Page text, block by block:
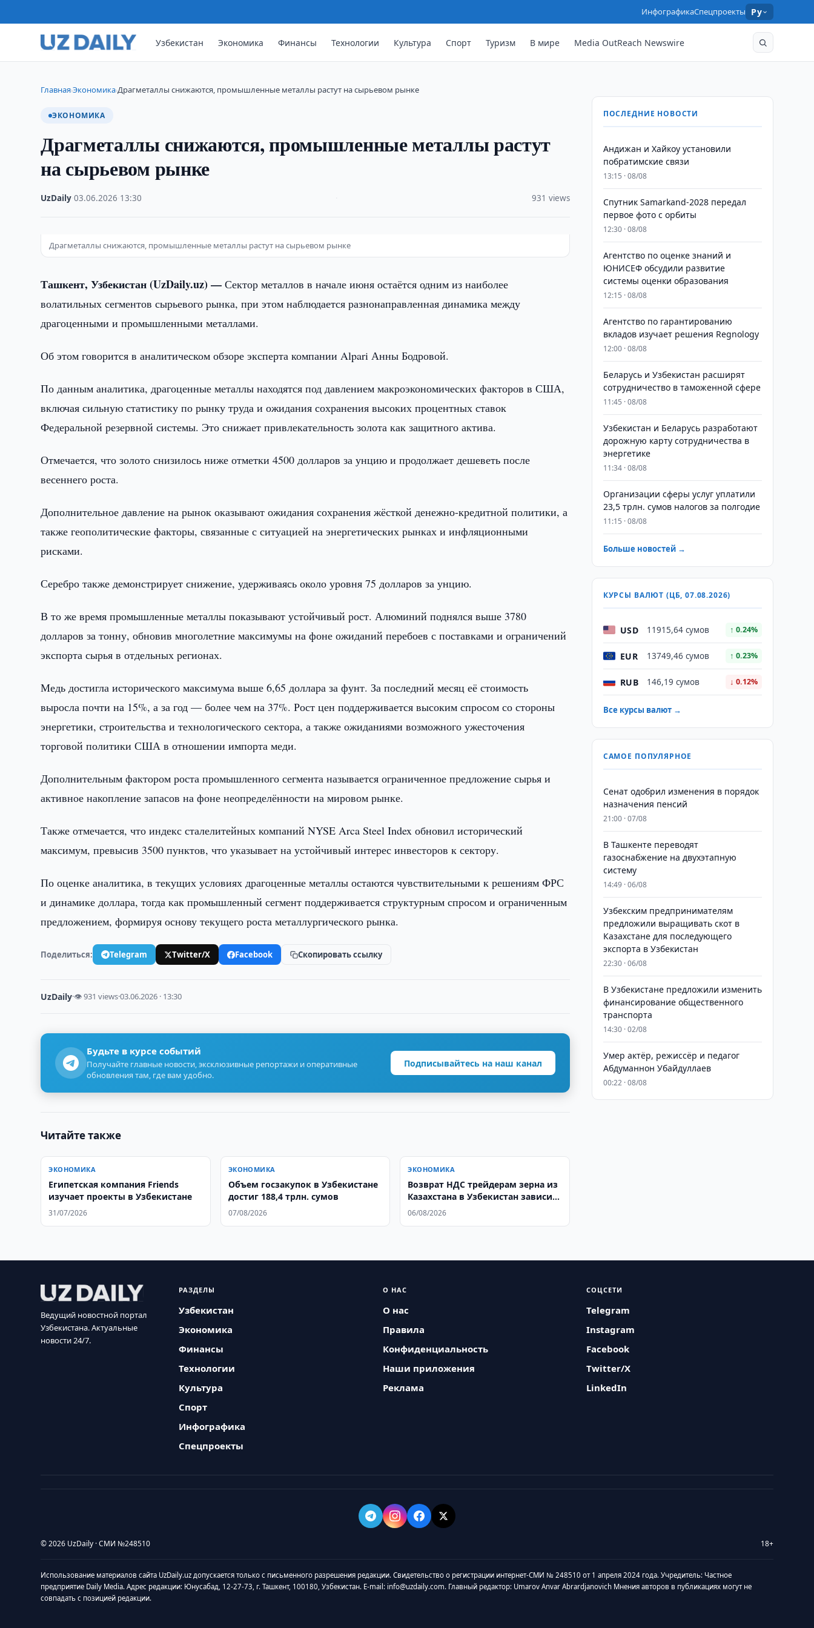
ИнфографикаСпецпроекты Ру
Узбекистан Экономика Финансы Технологии Культура Спорт Туризм В мире Media OutReach Newswire
Главная›Экономика›Драгметаллы снижаются, промышленные металлы растут на сырьевом рынке
ЭКОНОМИКА
Драгметаллы снижаются, промышленные металлы растут
на сырьевом рынке
UzDaily ·03.06.2026 13:30 931 views
Драгметаллы снижаются, промышленные металлы растут на сырьевом рынке
Ташкент, Узбекистан (UzDaily.uz) —Сектор металлов в начале июня остаётся одним из наиболее
волатильных сегментов сырьевого рынка, при этом наблюдается разнонаправленная динамика между
драгоценными и промышленными металлами.
Об этом говорится в аналитическом обзоре эксперта компании Alpari Анны Бодровой.
По данным аналитика, драгоценные металлы находятся под давлением макроэкономических факторов в США,
включая сильную статистику по рынку труда и ожидания сохранения высоких процентных ставок
Федеральной резервной системы. Это снижает привлекательность золота как защитного актива.
Отмечается, что золото снизилось ниже отметки 4500 долларов за унцию и продолжает дешеветь после
весеннего роста.
Дополнительное давление на рынок оказывают ожидания сохранения жёсткой денежно-кредитной политики, а
также геополитические факторы, связанные с ситуацией на энергетических рынках и инфляционными
рисками.
Серебро также демонстрирует снижение, удерживаясь около уровня 75 долларов за унцию.
В то же время промышленные металлы показывают устойчивый рост. Алюминий поднялся выше 3780
долларов за тонну, обновив многолетние максимумы на фоне ожиданий перебоев с поставками и ограничений
экспорта сырья в отдельных регионах.
Медь достигла исторического максимума выше 6,65 доллара за фунт. За последний месяц её стоимость
выросла почти на 15%, а за год — более чем на 37%. Рост цен поддерживается высоким спросом со стороны
энергетики, строительства и технологического сектора, а также ожиданиями возможного ужесточения
торговой политики США в отношении импорта меди.
Дополнительным фактором роста промышленного сегмента называется ограниченное предложение сырья и
активное накопление запасов на фоне неопределённости на мировом рынке.
Также отмечается, что индекс сталелитейных компаний NYSE Arca Steel Index обновил исторический
максимум, превысив 3500 пунктов, что указывает на устойчивый интерес инвесторов к сектору.
По оценке аналитика, в текущих условиях драгоценные металлы остаются чувствительными к решениям ФРС
и динамике доллара, тогда как промышленный сегмент поддерживается структурным спросом и ограниченным
предложением, формируя основу текущего роста металлургического рынка.
Поделиться: Telegram Twitter/X Facebook Скопировать ссылку
UzDaily·👁 931 views·03.06.2026 · 13:30
Будьте в курсе событий
Получайте главные новости, эксклюзивные репортажи и оперативные
обновления там, где вам удобно.
Подписывайтесь на наш канал
Читайте также
ЭКОНОМИКА
Египетская компания Friends
изучает проекты в Узбекистане
31/07/2026
ЭКОНОМИКА
​​​​​​​Объем госзакупок в Узбекистане
достиг 188,4 трлн. сумов
07/08/2026
ЭКОНОМИКА
Возврат НДС трейдерам зерна из
Казахстана в Узбекистан зависит
от голосования нового
06/08/2026
ПОСЛЕДНИЕ НОВОСТИ
Андижан и Хайкоу установили
побратимские связи
13:15 · 08/08
Спутник Samarkand-2028 передал
первое фото с орбиты
12:30 · 08/08
Агентство по оценке знаний и
ЮНИСЕФ обсудили развитие
системы оценки образования
12:15 · 08/08
Агентство по гарантированию
вкладов изучает решения Regnology
12:00 · 08/08
Беларусь и Узбекистан расширят
сотрудничество в таможенной сфере
11:45 · 08/08
Узбекистан и Беларусь разработают
дорожную карту сотрудничества в
энергетике
11:34 · 08/08
Организации сферы услуг уплатили
23,5 трлн. сумов налогов за полгодие
11:15 · 08/08
Больше новостей →
КУРСЫ ВАЛЮТ (ЦБ, 07.08.2026)
USD 11915,64 сумов ↑ 0.24%
EUR 13749,46 сумов ↑ 0.23%
RUB 146,19 сумов ↓ 0.12%
Все курсы валют →
САМОЕ ПОПУЛЯРНОЕ
Сенат одобрил изменения в порядок
назначения пенсий
21:00 · 07/08
В Ташкенте переводят
газоснабжение на двухэтапную
систему
14:49 · 06/08
Узбекским предпринимателям
предложили выращивать скот в
Казахстане для последующего
экспорта в Узбекистан
22:30 · 06/08
В Узбекистане предложили изменить
финансирование общественного
транспорта
14:30 · 02/08
Умер актёр, режиссёр и педагог
Абдуманнон Убайдуллаев
00:22 · 08/08
Ведущий новостной портал
Узбекистана. Актуальные
новости 24/7.
РАЗДЕЛЫ
Узбекистан
Экономика
Финансы
Технологии
Культура
Спорт
Инфографика
Спецпроекты
О НАС
О нас
Правила
Конфиденциальность
Наши приложения
Реклама
СОЦСЕТИ
Telegram
Instagram
Facebook
Twitter/X
LinkedIn
© 2026 UzDaily · СМИ №248510 18+
Использование материалов сайта UzDaily.uz допускается только с письменного разрешения редакции. Свидетельство о регистрации интернет-СМИ № 248510 от 1 апреля 2024 года. Учредитель: Частное
предприятие Daily Media. Адрес редакции: Юнусабад, 12-27-73, г. Ташкент, 100180, Узбекистан. E-mail: info@uzdaily.com. Главный редактор: Umarov Anvar Abrardjanovich Мнения авторов в публикациях могут не
совпадать с позицией редакции.